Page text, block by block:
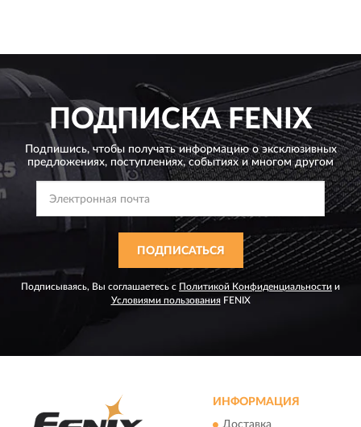
ПОДПИСКАFENIX
Подпишись, чтобы получать информацию о эксклюзивных
предложениях, поступлениях, событиях и многом другом
ПОДПИСАТЬСЯ
Подписываясь, Вы соглашаетесь с Политикой Конфиденциальности и
Условиями пользованияFENIX
ИНФОРМАЦИЯ
Доставка